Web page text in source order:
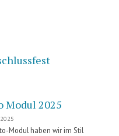
Modul 2025
Modul haben wir im Stil